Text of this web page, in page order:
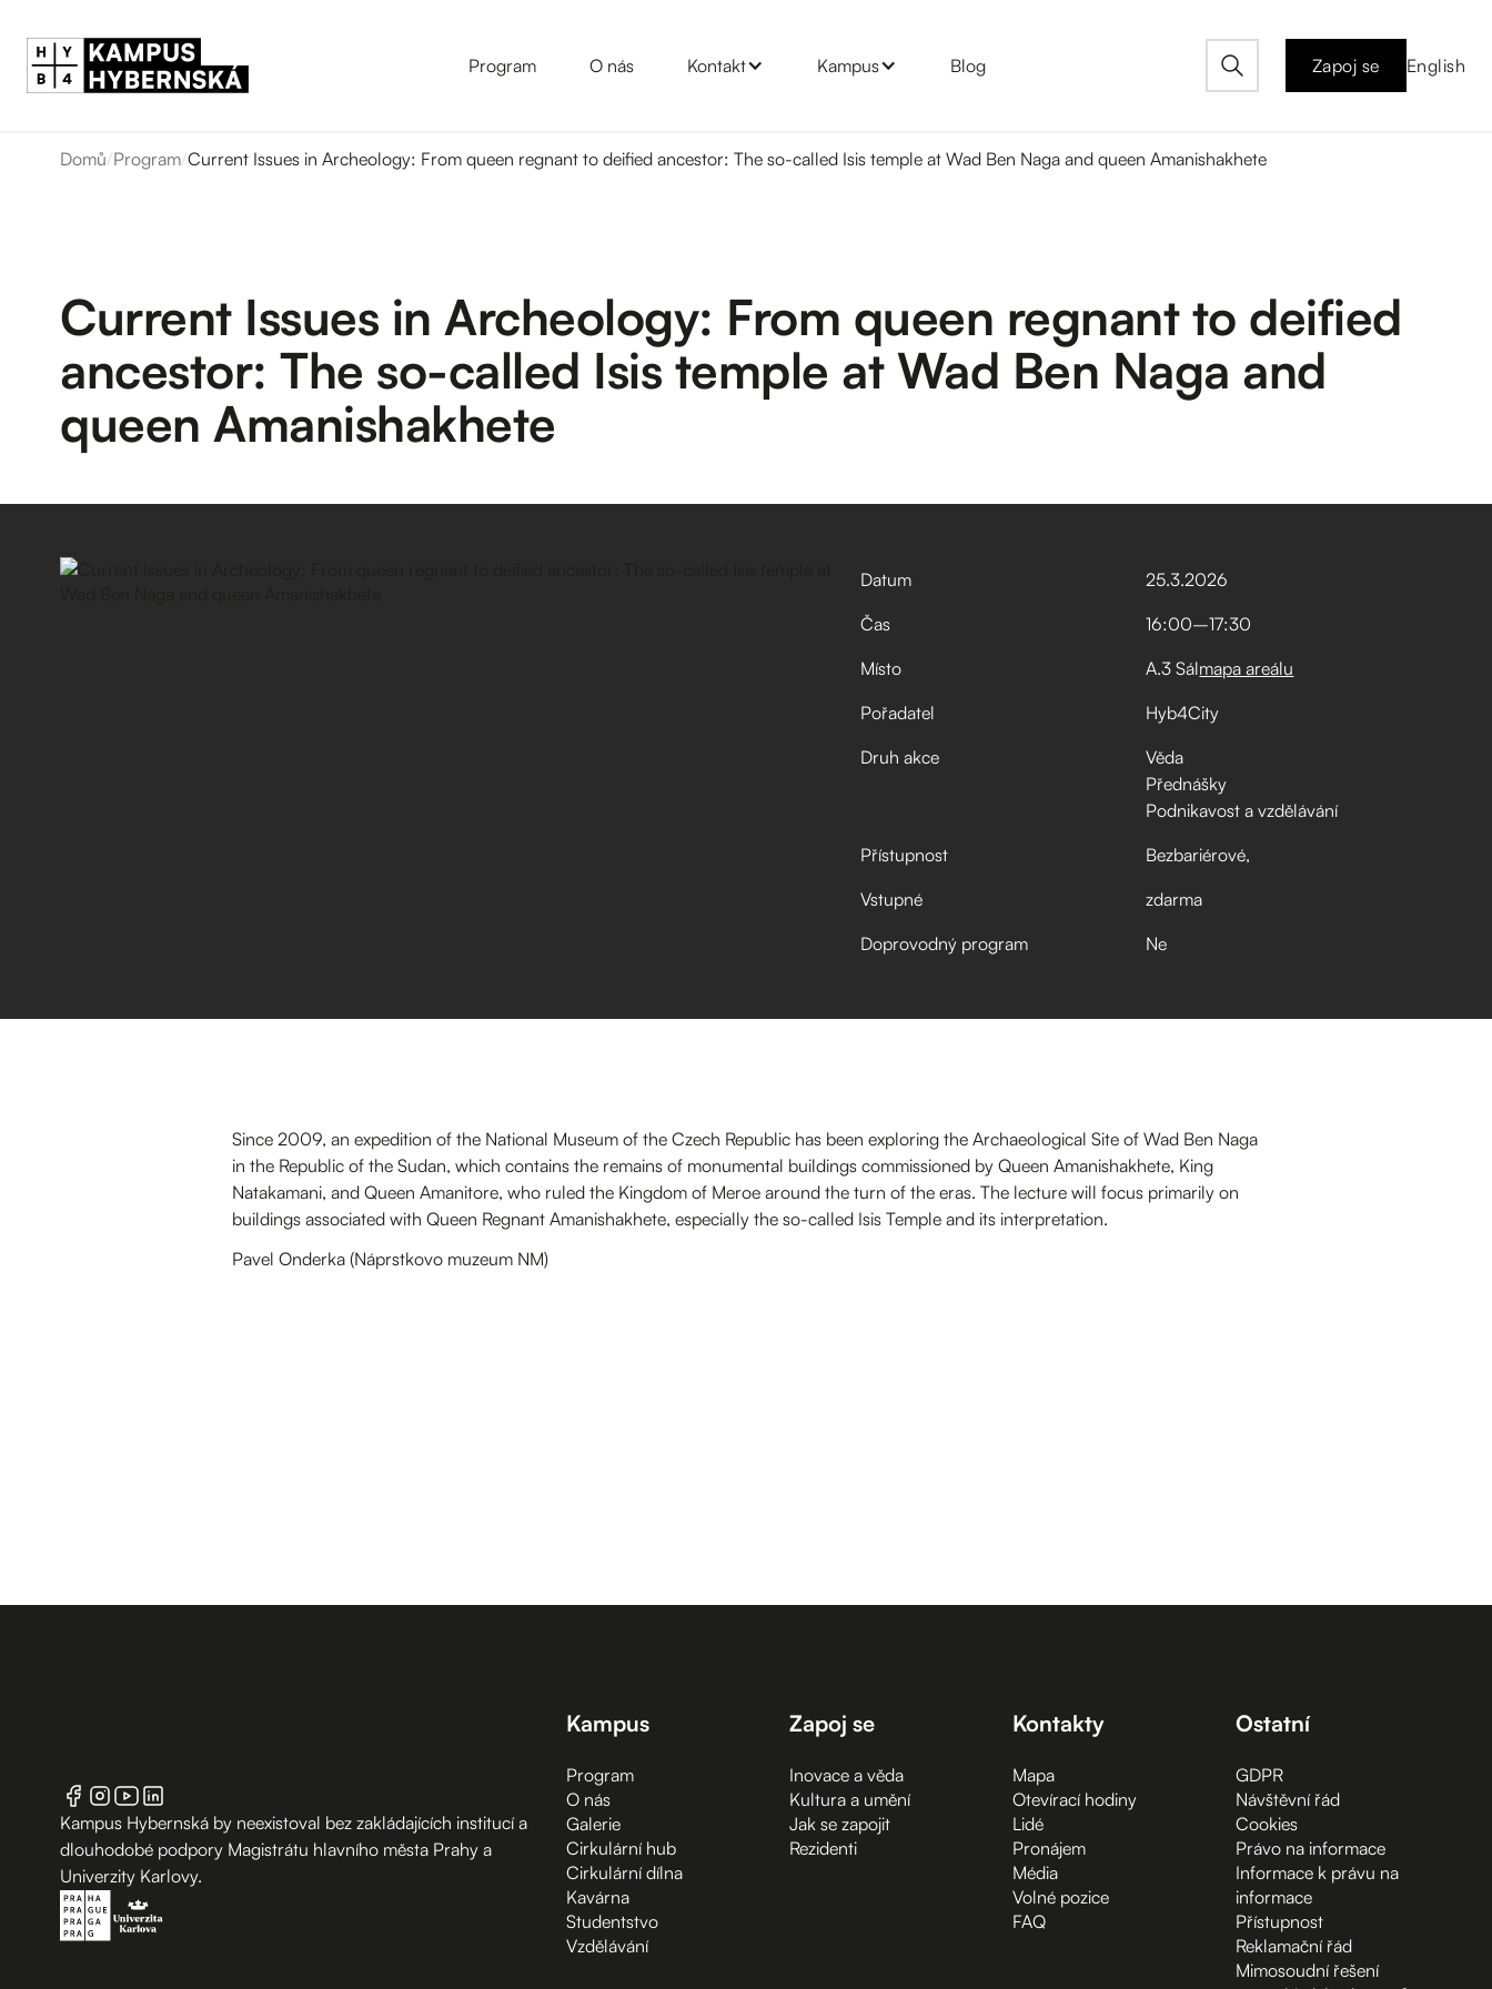
Program O nás Kontakt Kampus Blog Zapoj se English
Domů/Program/Current Issues in Archeology: From queen regnant to deified ancestor: The so-called Isis temple at Wad Ben Naga and queen Amanishakhete
Current Issues in Archeology: From queen regnant to deified
ancestor: The so-called Isis temple at Wad Ben Naga and
queen Amanishakhete
Datum 25.3.2026
Čas
16:00–⁠17:30
Místo
A.3 Sálmapa areálu
Pořadatel
Hyb4City
Druh akce
Věda
Přednášky
Podnikavost a vzdělávání
Přístupnost
Bezbariérové
Vstupné
zdarma
Doprovodný program
Ne
Since 2009, an expedition of the National Museum of the Czech Republic has been exploring the Archaeological Site of Wad Ben Naga
in the Republic of the Sudan, which contains the remains of monumental buildings commissioned by Queen Amanishakhete, King
Natakamani, and Queen Amanitore, who ruled the Kingdom of Meroe around the turn of the eras. The lecture will focus primarily on
buildings associated with Queen Regnant Amanishakhete, especially the so-called Isis Temple and its interpretation.
Pavel Onderka (Náprstkovo muzeum NM)
Kampus Hybernská by neexistoval bez zakládajících institucí a
dlouhodobé podpory Magistrátu hlavního města Prahy a
Univerzity Karlovy.
Kampus
Program
O nás
Galerie
Cirkulární hub
Cirkulární dílna
Kavárna
Studentstvo
Vzdělávání
Zapoj se
Inovace a věda
Kultura a umění
Jak se zapojit
Rezidenti
Kontakty
Mapa
Otevírací hodiny
Lidé
Pronájem
Média
Volné pozice
FAQ
Ostatní
GDPR
Návštěvní řád
Cookies
Právo na informace
Informace k právu na
informace
Přístupnost
Reklamační řád
Mimosoudní řešení